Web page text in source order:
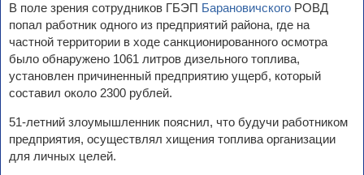
В поле зрения сотрудников ГБЭП Барановичского РОВД
попал работник одного из предприятий района, где на
частной территории в ходе санкционированного осмотра
было обнаружено 1061 литров дизельного топлива,
установлен причиненный предприятию ущерб, который
составил около 2300 рублей.
51-летний злоумышленник пояснил, что будучи работником
предприятия, осуществлял хищения топлива организации
для личных целей.